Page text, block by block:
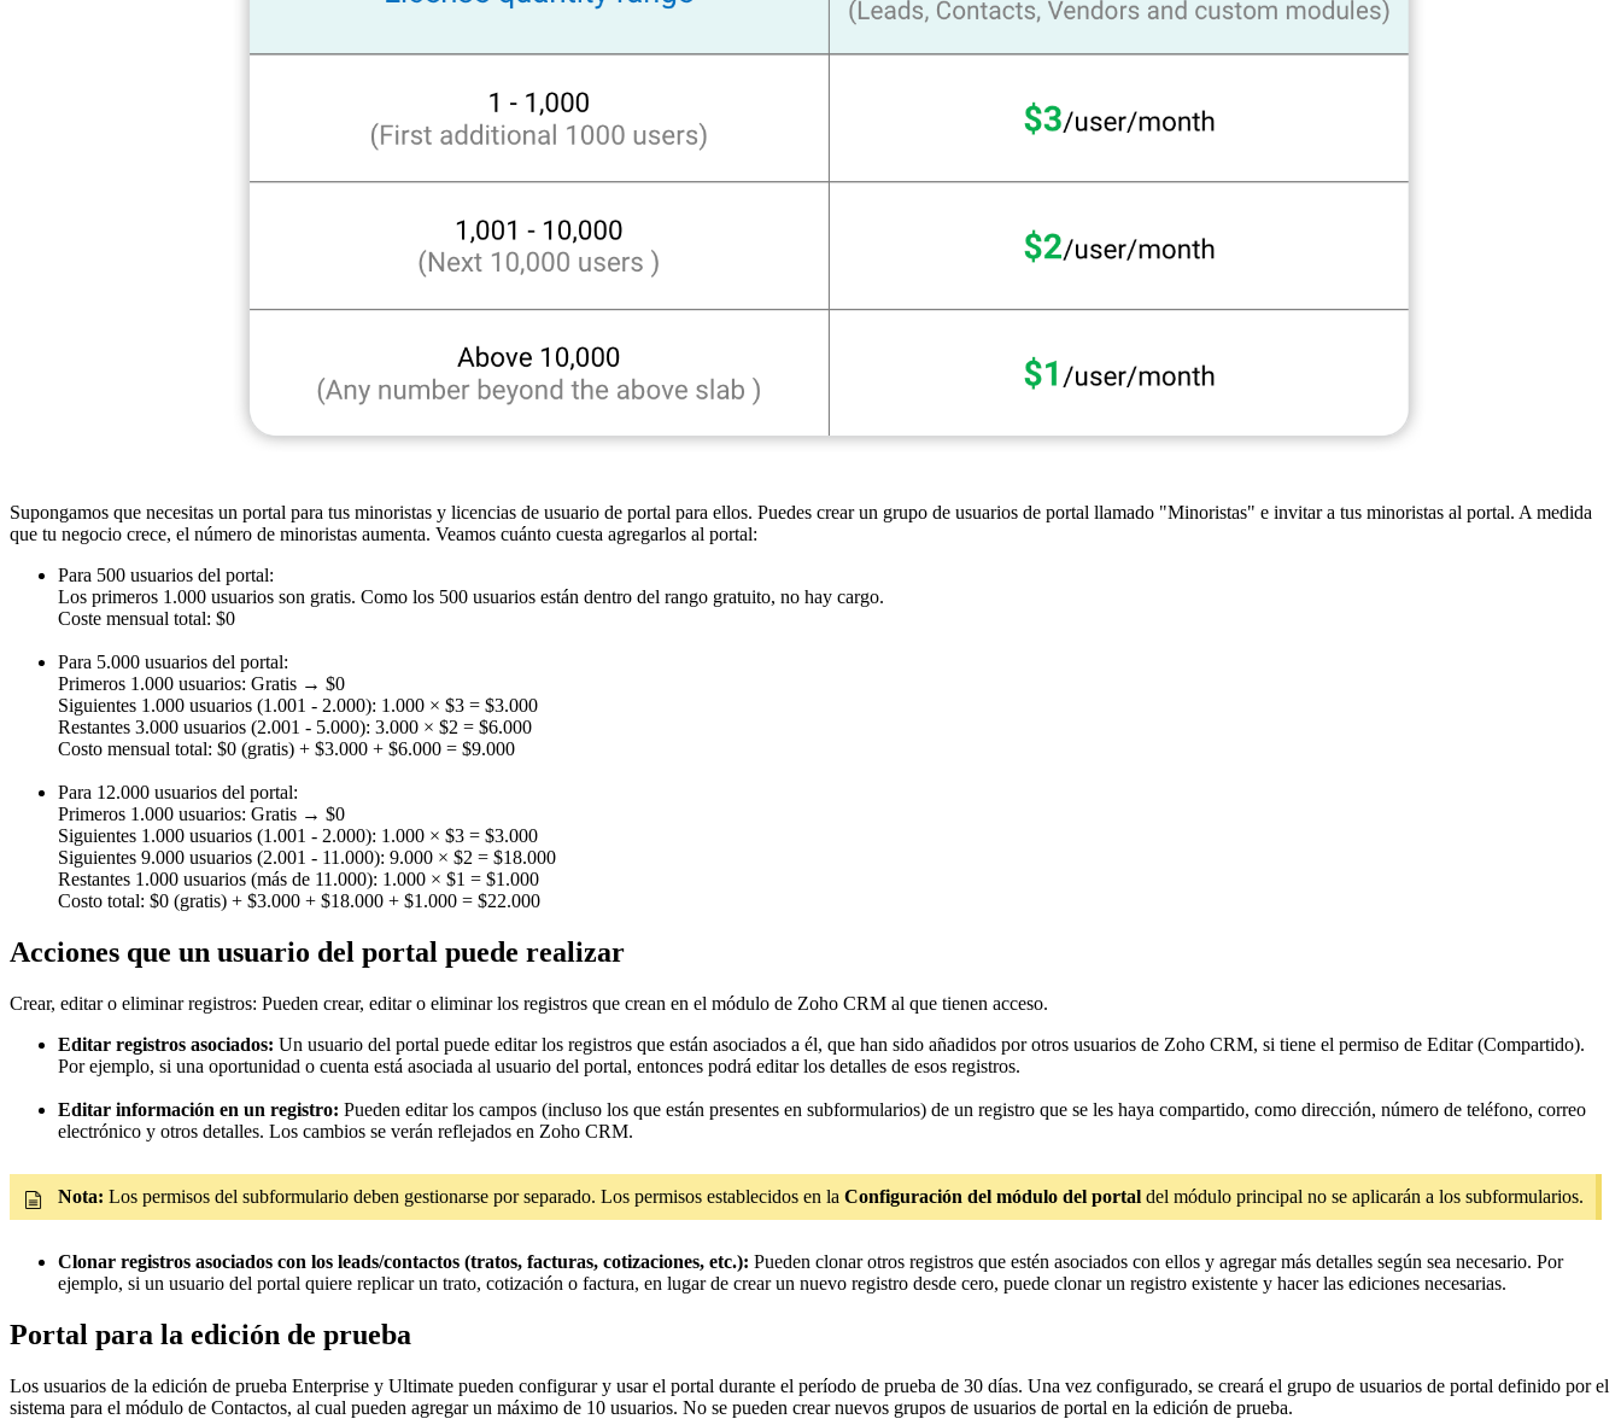
Supongamos que necesitas un portal para tus minoristas y licencias de usuario de portal para ellos. Puedes crear un grupo de usuarios de portal llamado "Minoristas" e invitar a tus minoristas al portal. A medida
que tu negocio crece, el número de minoristas aumenta. Veamos cuánto cuesta agregarlos al portal:
Para 500 usuarios del portal:
Los primeros 1.000 usuarios son gratis. Como los 500 usuarios están dentro del rango gratuito, no hay cargo.
Coste mensual total: $0
Para 5.000 usuarios del portal:
Primeros 1.000 usuarios: Gratis → $0
Siguientes 1.000 usuarios (1.001 - 2.000): 1.000 × $3 = $3.000
Restantes 3.000 usuarios (2.001 - 5.000): 3.000 × $2 = $6.000
Costo mensual total: $0 (gratis) + $3.000 + $6.000 = $9.000
Para 12.000 usuarios del portal:
Primeros 1.000 usuarios: Gratis → $0
Siguientes 1.000 usuarios (1.001 - 2.000): 1.000 × $3 = $3.000
Siguientes 9.000 usuarios (2.001 - 11.000): 9.000 × $2 = $18.000
Restantes 1.000 usuarios (más de 11.000): 1.000 × $1 = $1.000
Costo total: $0 (gratis) + $3.000 + $18.000 + $1.000 = $22.000
Acciones que un usuario del portal puede realizar
Crear, editar o eliminar registros: Pueden crear, editar o eliminar los registros que crean en el módulo de Zoho CRM al que tienen acceso.
Editar registros asociados: Un usuario del portal puede editar los registros que están asociados a él, que han sido añadidos por otros usuarios de Zoho CRM, si tiene el permiso de Editar (Compartido).
Por ejemplo, si una oportunidad o cuenta está asociada al usuario del portal, entonces podrá editar los detalles de esos registros.
Editar información en un registro: Pueden editar los campos (incluso los que están presentes en subformularios) de un registro que se les haya compartido, como dirección, número de teléfono, correo
electrónico y otros detalles. Los cambios se verán reflejados en Zoho CRM.
Nota: Los permisos del subformulario deben gestionarse por separado. Los permisos establecidos en la Configuración del módulo del portal del módulo principal no se aplicarán a los subformularios.
Clonar registros asociados con los leads/contactos (tratos, facturas, cotizaciones, etc.): Pueden clonar otros registros que estén asociados con ellos y agregar más detalles según sea necesario. Por
ejemplo, si un usuario del portal quiere replicar un trato, cotización o factura, en lugar de crear un nuevo registro desde cero, puede clonar un registro existente y hacer las ediciones necesarias.
Portal para la edición de prueba
Los usuarios de la edición de prueba Enterprise y Ultimate pueden configurar y usar el portal durante el período de prueba de 30 días. Una vez configurado, se creará el grupo de usuarios de portal definido por el
sistema para el módulo de Contactos, al cual pueden agregar un máximo de 10 usuarios. No se pueden crear nuevos grupos de usuarios de portal en la edición de prueba.